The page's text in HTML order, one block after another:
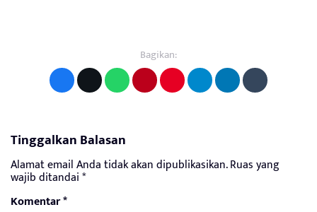
Bagikan:
Tinggalkan Balasan
Alamat email Anda tidak akan dipublikasikan.Ruas yang
wajib ditandai*
Komentar*